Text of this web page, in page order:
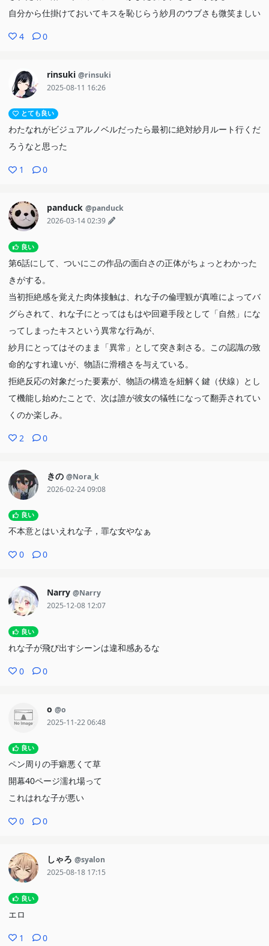
自分から仕掛けておいてキスを恥じらう紗月のウブさも微笑ましい
4 0
rinsuki @rinsuki
2025-08-11 16:26
とても良い
わたなれがビジュアルノベルだったら最初に絶対紗月ルート行くだ
ろうなと思った
1 0
panduck @panduck
2026-03-14 02:39
良い
第6話にして、ついにこの作品の面白さの正体がちょっとわかった
きがする。
当初拒絶感を覚えた肉体接触は、れな子の倫理観が真唯によってバ
グらされて、れな子にとってはもはや回避手段として「自然」にな
ってしまったキスという異常な行為が、
紗月にとってはそのまま「異常」として突き刺さる。この認識の致
命的なすれ違いが、物語に滑稽さを与えている。
拒絶反応の対象だった要素が、物語の構造を紐解く鍵（伏線）とし
て機能し始めたことで、次は誰が彼女の犠牲になって翻弄されてい
くのか楽しみ。
2 0
きの @Nora_k
2026-02-24 09:08
良い
不本意とはいえれな子，罪な女やなぁ
0 0
Narry @Narry
2025-12-08 12:07
良い
れな子が飛び出すシーンは違和感あるな
0 0
ο @o
2025-11-22 06:48
良い
ペン周りの手癖悪くて草
開幕40ページ濡れ場って
これはれな子が悪い
0 0
しゃろ @syalon
2025-08-18 17:15
良い
エロ
1 0